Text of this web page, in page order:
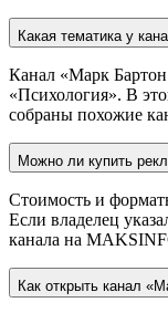
Какая тематика у
Канал «Марк Бартон
«Психология». В
собраны похожие
Можно ли купить
Стоимость и
Если владелец
канала на
Как открыть канал